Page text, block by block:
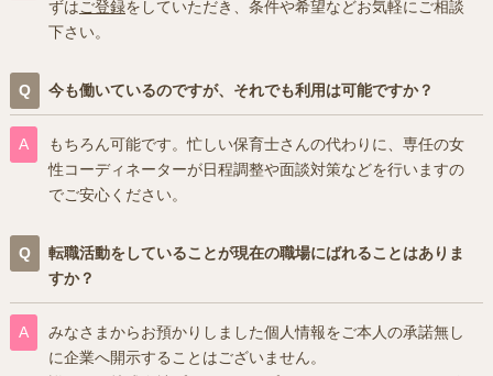
ずはご登録をしていただき、条件や希望などお気軽にご相談
下さい。
今も働いているのですが、それでも利用は可能ですか？
もちろん可能です。忙しい保育士さんの代わりに、専任の女
性コーディネーターが日程調整や面談対策などを行いますの
でご安心ください。
転職活動をしていることが現在の職場にばれることはありま
すか？
みなさまからお預かりしました個人情報をご本人の承諾無し
に企業へ開示することはございません。